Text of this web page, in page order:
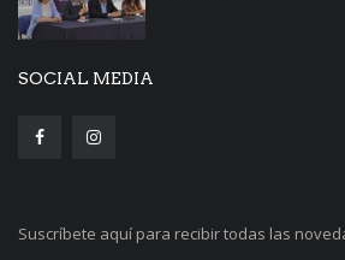
SOCIAL MEDIA
Suscríbete aquí para recibir todas las